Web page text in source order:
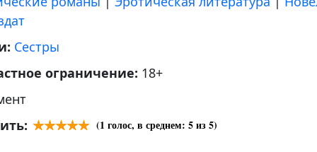
Сестры
ограничение: 18+
(1 голос, в среднем: 5из 5)